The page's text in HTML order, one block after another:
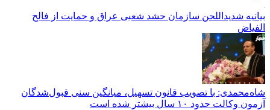
بیانیه شدیداللحن سازمان حشد شعبی عراق و حمایت از فالح
الفیاض
شاه‌محمدی: با تصویب قانون تسهیل، میانگین سنی قبول‌شدگان
آزمون وکالت حدود ۱۰ سال بیشتر شده است